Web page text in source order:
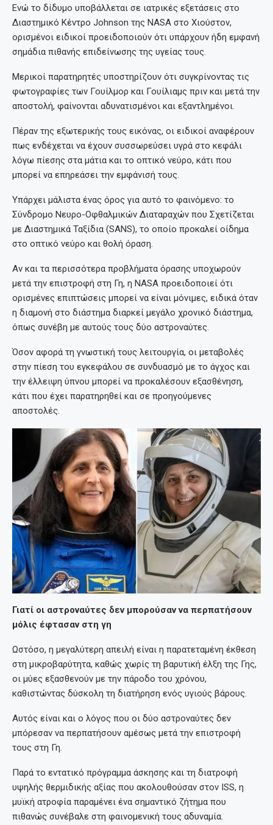
Ενώ το δίδυμο υποβάλλεται σε ιατρικές εξετάσεις στο
Διαστημικό Κέντρο Johnson της NASA στο Χιούστον,
ορισμένοι ειδικοί προειδοποιούν ότι υπάρχουν ήδη εμφανή
σημάδια πιθανής επιδείνωσης της υγείας τους.
Μερικοί παρατηρητές υποστηρίζουν ότι συγκρίνοντας τις
φωτογραφίες των Γουίλμορ και Γουίλιαμς πριν και μετά την
αποστολή, φαίνονται αδυνατισμένοι και εξαντλημένοι.
Πέραν της εξωτερικής τους εικόνας, οι ειδικοί αναφέρουν
πως ενδέχεται να έχουν συσσωρεύσει υγρά στο κεφάλι
λόγω πίεσης στα μάτια και το οπτικό νεύρο, κάτι που
μπορεί να επηρεάσει την εμφάνισή τους.
Υπάρχει μάλιστα ένας όρος για αυτό το φαινόμενο: το
Σύνδρομο Νευρο-Οφθαλμικών Διαταραχών που Σχετίζεται
με Διαστημικά Ταξίδια (SANS), το οποίο προκαλεί οίδημα
στο οπτικό νεύρο και θολή όραση.
Αν και τα περισσότερα προβλήματα όρασης υποχωρούν
μετά την επιστροφή στη Γη, η NASA προειδοποιεί ότι
ορισμένες επιπτώσεις μπορεί να είναι μόνιμες, ειδικά όταν
η διαμονή στο διάστημα διαρκεί μεγάλο χρονικό διάστημα,
όπως συνέβη με αυτούς τους δύο αστροναύτες.
Όσον αφορά τη γνωστική τους λειτουργία, οι μεταβολές
στην πίεση του εγκεφάλου σε συνδυασμό με το άγχος και
την έλλειψη ύπνου μπορεί να προκαλέσουν εξασθένηση,
κάτι που έχει παρατηρηθεί και σε προηγούμενες
αποστολές.
Γιατί οι αστροναύτες δεν μπορούσαν να περπατήσουν
μόλις έφτασαν στη γη
Ωστόσο, η μεγαλύτερη απειλή είναι η παρατεταμένη έκθεση
στη μικροβαρύτητα, καθώς χωρίς τη βαρυτική έλξη της Γης,
οι μύες εξασθενούν με την πάροδο του χρόνου,
καθιστώντας δύσκολη τη διατήρηση ενός υγιούς βάρους.
Αυτός είναι και ο λόγος που οι δύο αστροναύτες δεν
μπόρεσαν να περπατήσουν αμέσως μετά την επιστροφή
τους στη Γη.
Παρά το εντατικό πρόγραμμα άσκησης και τη διατροφή
υψηλής θερμιδικής αξίας που ακολουθούσαν στον ISS, η
μυϊκή ατροφία παραμένει ένα σημαντικό ζήτημα που
πιθανώς συνέβαλε στη φαινομενική τους αδυναμία.